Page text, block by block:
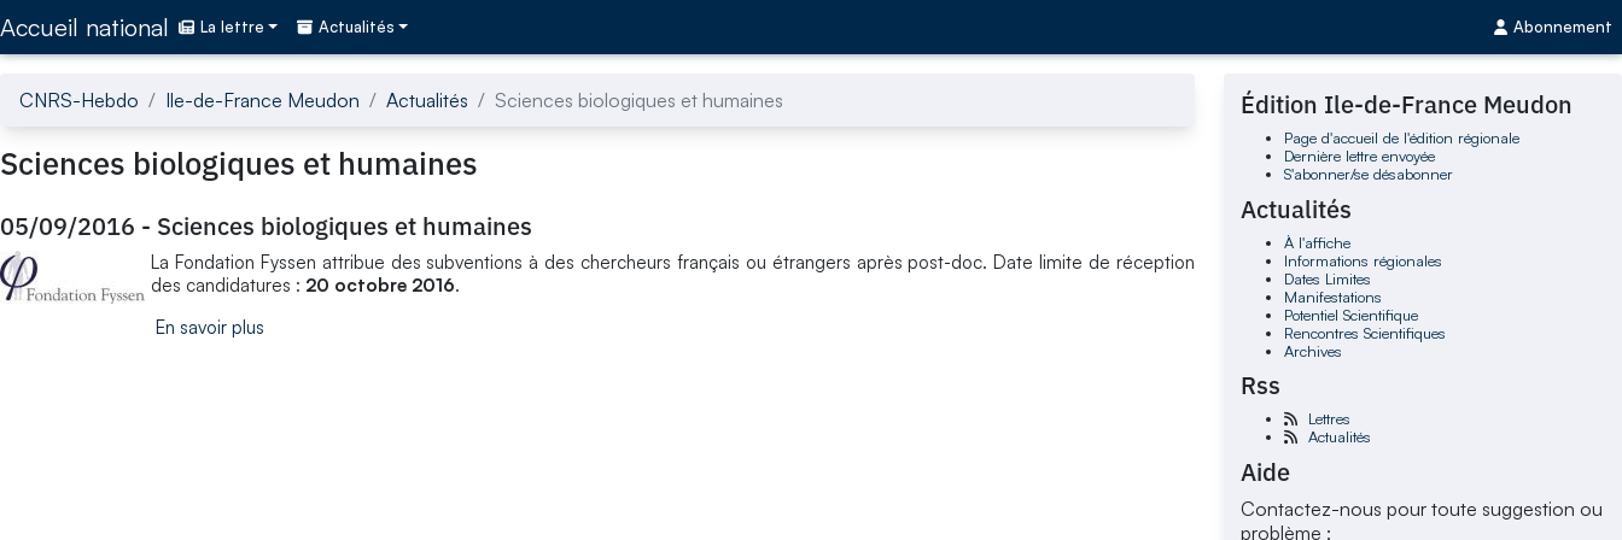
Accueil national La lettre Actualités Abonnement
CNRS-Hebdo Ile-de-France Meudon Actualités Sciences biologiques et humaines
Sciences biologiques et humaines
05/09/2016 - Sciences biologiques et humaines
La Fondation Fyssen attribue des subventions à des chercheurs français ou étrangers après post-doc. Date limite de réception
des candidatures : 20 octobre 2016.
En savoir plus
Édition Ile-de-France Meudon
Page d'accueil de l'édition régionale
Dernière lettre envoyée
S'abonner/se désabonner
Actualités
À l'affiche
Informations régionales
Dates Limites
Manifestations
Potentiel Scientifique
Rencontres Scientifiques
Archives
Rss
Lettres
Actualités
Aide
Contactez-nous pour toute suggestion ou
problème :